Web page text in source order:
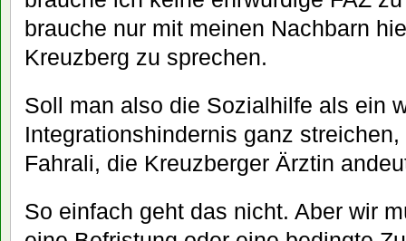
brauche nur mit meinen Nachbarn
Kreuzberg zu sprechen.
Soll man also die Sozialhilfe als ein
Integrationshindernis ganz
Fahrali, die Kreuzberger Ärztin
So einfach geht das nicht. Aber wir